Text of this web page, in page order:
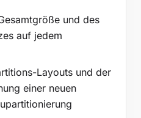
und des
auf jedem
Layouts und der
einer neuen